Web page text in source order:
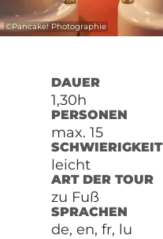
©Pancake! Photographie
DAUER
1,30h
PERSONEN
max. 15
SCHWIERIGKEIT
leicht
ART DER TOUR
zu Fuß
SPRACHEN
de, en, fr, lu